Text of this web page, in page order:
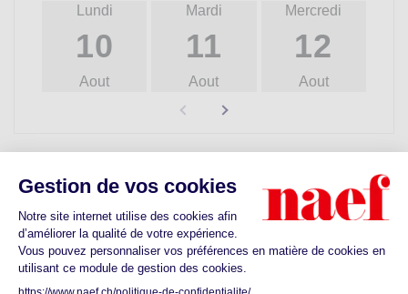
Lundi
10
Aout
Mardi
11
Aout
Mercredi
12
Aout
Découvrez les commodités proches de
votre futur quartier
Ecoles